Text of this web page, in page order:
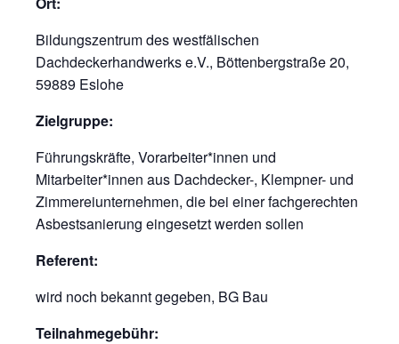
Bildungszentrum des westfälischen
Dachdeckerhandwerks e.V., Böttenbergstraße 20,
59889 Eslohe
Zielgruppe:
Führungskräfte, Vorarbeiter*innen und
Mitarbeiter*innen aus Dachdecker-, Klempner- und
Zimmereiunternehmen, die bei einer fachgerechten
Asbestsanierung eingesetzt werden sollen
Referent:
wird noch bekannt gegeben, BG Bau
Teilnahmegebühr: